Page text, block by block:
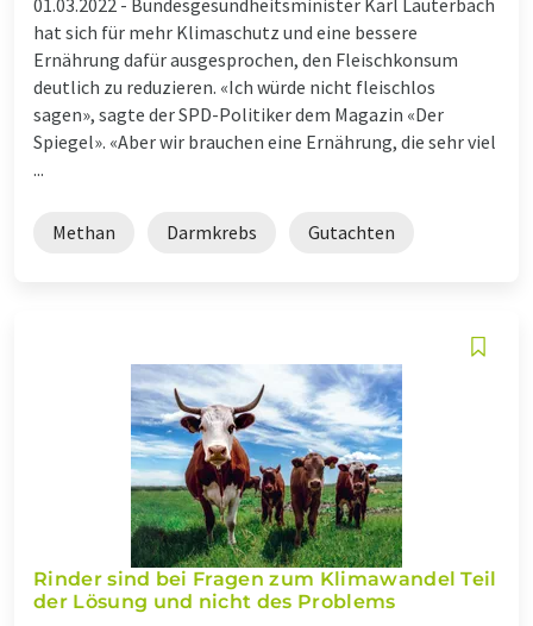
hat sich für mehr Klimaschutz und eine bessere
Ernährung dafür ausgesprochen, den Fleischkonsum
deutlich zu reduzieren. «Ich würde nicht fleischlos
sagen», sagte der SPD-Politiker dem Magazin «Der
Spiegel». «Aber wir brauchen eine Ernährung, die sehr viel
...
Methan Darmkrebs Gutachten
Rinder sind bei Fragen zum Klimawandel Teil
der Lösung und nicht des Problems